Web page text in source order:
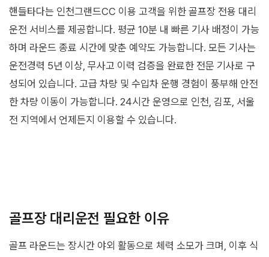
핸들타다는 인천그랜드CC 이용 고객을 위한 골프장 전용 대리
운전 서비스를 제공합니다. 평균 10분 내 빠른 기사 배정이 가능
하며 라운드 종료 시간에 맞춘 예약도 가능합니다. 모든 기사는
운전경력 5년 이상, 무사고 이력 검증을 완료한 전문 기사로 구
성되어 있습니다. 고급 차량 및 수입차 운행 경험이 풍부해 안전
한 차량 이동이 가능합니다. 24시간 운영으로 인천, 김포, 서울
전 지역에서 언제든지 이용할 수 있습니다.
골프장 대리운전 필요한 이유
골프 라운드는 장시간 야외 활동으로 체력 소모가 크며, 이후 식